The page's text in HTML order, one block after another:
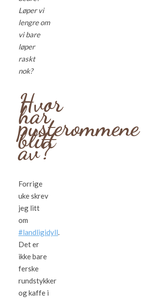
Løper vi
lengre om
vi bare
løper
raskt
nok?
Hvor
har
pusterommene
blitt
av?
Forrige
uke skrev
jeg litt
om
#landligidyll.
Det er
ikke bare
ferske
rundstykker
og kaffe i